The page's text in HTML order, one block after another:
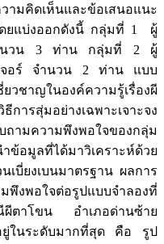
วามคิดเห็นและข้อเสนอแนะ
ยแบ่งออกดังนี้ กลุ่มที่ 1 ผู้
ำนวน 3 ท่าน กลุ่มที่ 2 ผู้
เจอร์ จำนวน 2 ท่าน แบบ
ชาญในองค์ความรู้เรื่องผี
สุ่มอย่างเฉพาะเจาะจง
ถามความพึงพอใจของกลุ่ม
ข้อมูลที่ได้มาวิเคราะห์ด้วย
เบี่ยงเบนมาตรฐาน ผลการ
งพอใจต่อรูปแบบจำลองที่
ผีตาโขน อำเภอด่านซ้าย
ยู่ในระดับมากที่สุด คือ รูป